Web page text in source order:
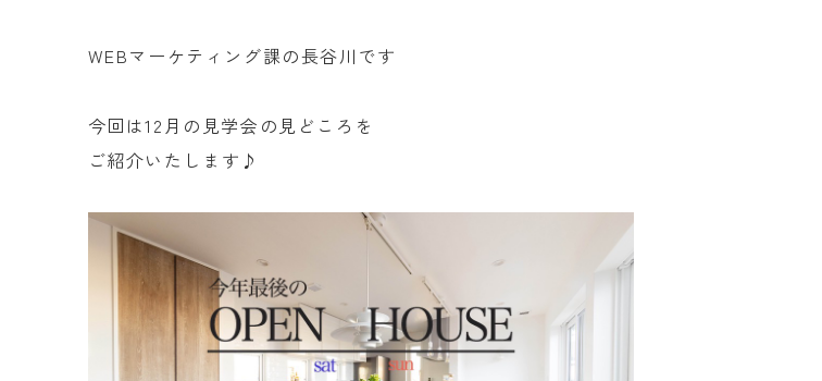
WEBマーケティング課の長谷川です
今回は12月の見学会の見どころを
ご紹介いたします♪